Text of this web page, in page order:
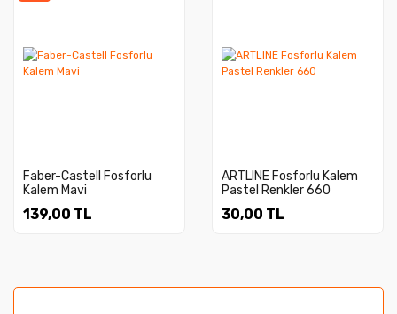
Faber-Castell Fosforlu
Kalem Mavi
139,00 TL
ARTLINE Fosforlu Kalem
Pastel Renkler 660
30,00 TL